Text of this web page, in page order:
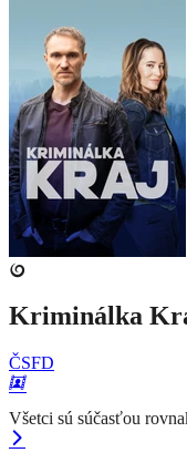
Kriminálka
ČSFD
Všetci sú súčasťou